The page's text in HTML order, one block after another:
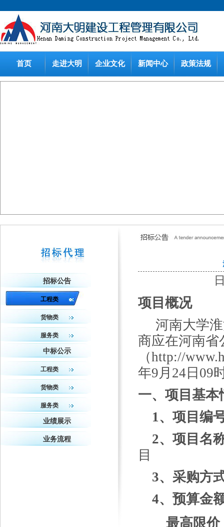
首页 走进大明 企业文化 新闻中心 政策法规
项目概况
河南大学
商应在河南省
（http://
年9月 24 日 09
一、项目基本
1、项目编
2、项目名
目
3、采购方
4、预算金
最高限价
招标公告
工程类
货物类
服务类
中标公示
工程类
货物类
服务类
业绩展示
业务流程